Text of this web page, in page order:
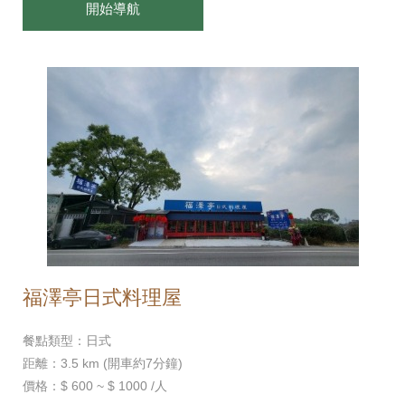
開始導航
福澤亭日式料理屋
餐點類型：日式
距離：3.5 km (開車約7分鐘)
價格：$ 600 ~ $ 1000 /人